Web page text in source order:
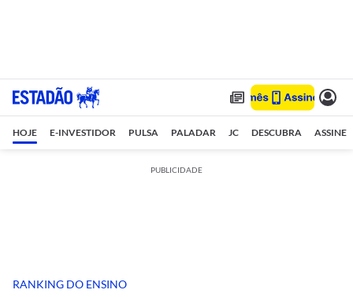
HOJE E-INVESTIDOR PULSA PALADAR JC DESCUBRA ASSINE
PUBLICIDADE
RANKING DO ENSINO